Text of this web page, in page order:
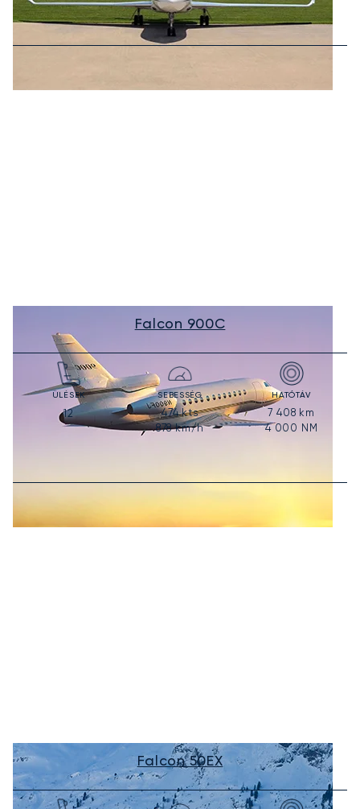
Falcon 900C
ÜLÉSEK
12
SEBESSÉG
474kts
878km/h
HATÓTÁV
7 408 km
4 000 NM
Falcon 50EX